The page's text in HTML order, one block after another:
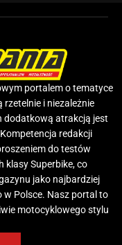
portalem o tematyce
i niezależnie
dodatkową atrakcją jest
redakcji
do testów
Superbike, co
jako najbardziej
Polsce. Nasz portal to
motocyklowego stylu